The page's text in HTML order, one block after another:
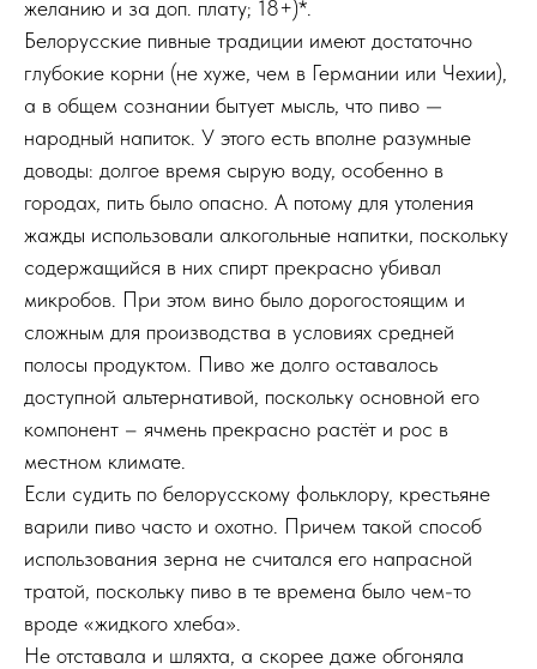
желанию и за доп. плату; 18+)*.
Белорусские пивные традиции имеют достаточно
глубокие корни (не хуже, чем в Германии или Чехии),
а в общем сознании бытует мысль, что пиво —
народный напиток. У этого есть вполне разумные
доводы: долгое время сырую воду, особенно в
городах, пить было опасно. А потому для утоления
жажды использовали алкогольные напитки, поскольку
содержащийся в них спирт прекрасно убивал
микробов. При этом вино было дорогостоящим и
сложным для производства в условиях средней
полосы продуктом. Пиво же долго оставалось
доступной альтернативой, поскольку основной его
компонент – ячмень прекрасно растёт и рос в
местном климате.
Если судить по белорусскому фольклору, крестьяне
варили пиво часто и охотно. Причем такой способ
использования зерна не считался его напрасной
тратой, поскольку пиво в те времена было чем-то
вроде «жидкого хлеба».
Не отставала и шляхта, а скорее даже обгоняла